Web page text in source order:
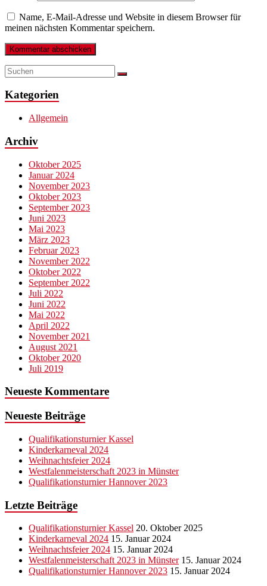
Name, E-Mail-Adresse und Website in diesem Browser für
meinen nächsten Kommentar speichern.
Kategorien
Allgemein
Archiv
Oktober 2025
Januar 2024
November 2023
Oktober 2023
September 2023
Juni 2023
Mai 2023
März 2023
Februar 2023
November 2022
Oktober 2022
September 2022
Juli 2022
Juni 2022
Mai 2022
April 2022
November 2021
August 2021
Oktober 2020
Juli 2019
Neueste Kommentare
Neueste Beiträge
Qualifikationsturnier Kassel
Kinderkarneval 2024
Weihnachtsfeier 2024
Westfalenmeisterschaft 2023 in Münster
Qualifikationsturnier Hannover 2023
Letzte Beiträge
Qualifikationsturnier Kassel 20. Oktober 2025
Kinderkarneval 2024 15. Januar 2024
Weihnachtsfeier 2024 15. Januar 2024
Westfalenmeisterschaft 2023 in Münster 15. Januar 2024
Qualifikationsturnier Hannover 2023 15. Januar 2024